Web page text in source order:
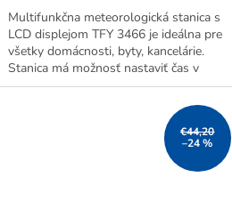
Multifunkčna meteorologická stanica s
LCD displejom TFY 3466 je ideálna pre
všetky domácnosti, byty, kancelárie.
Stanica má možnosť nastaviť čas v
rezžime 12/24h tiež dátum, mesiac a deň
v týždni. Zabudovaný budík, alarm....
€44,20
–24 %